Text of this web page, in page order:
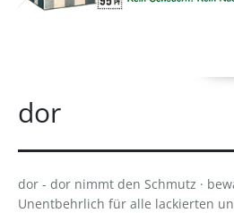
dor
dor - dor nimmt den Schmutz ·
Unentbehrlich für alle lackierten